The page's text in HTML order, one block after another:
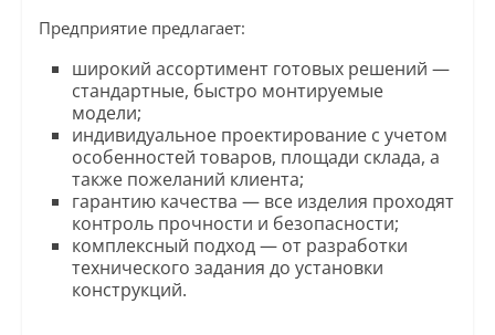
Предприятие предлагает:
широкий ассортимент готовых решений —
стандартные, быстро монтируемые
модели;
индивидуальное проектирование с учетом
особенностей товаров, площади склада, а
также пожеланий клиента;
гарантию качества — все изделия проходят
контроль прочности и безопасности;
комплексный подход — от разработки
технического задания до установки
конструкций.